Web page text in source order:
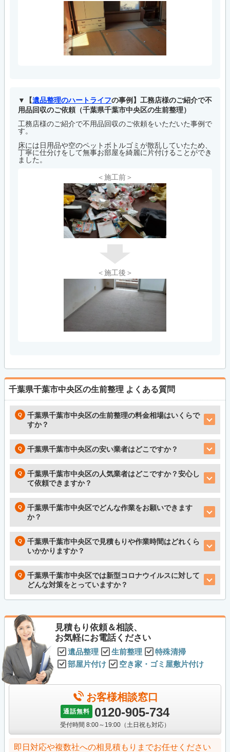
【遺品整理のハートライフの事例】工務店様のご紹介で不
用品回収のご依頼（千葉県千葉市中央区の生前整理）
工務店様のご紹介で不用品回収のご依頼をいただいた事例で
す。
床には日用品や空のペットボトルゴミが散乱していたため、
丁寧に仕分けをして無事お部屋を綺麗に片付けることができ
ました。
＜施工前＞
＜施工後＞
千葉県千葉市中央区の生前整理 よくある質問
千葉県千葉市中央区の生前整理の料金相場はいくらで
すか？
千葉県千葉市中央区の安い業者はどこですか？
千葉県千葉市中央区の人気業者はどこですか？安心し
て依頼できますか？
千葉県千葉市中央区でどんな作業をお願いできます
か？
千葉県千葉市中央区で見積もりや作業時間はどれくら
いかかりますか？
千葉県千葉市中央区では新型コロナウイルスに対して
どんな対策をとっていますか？
見積もり依頼＆相談、
お気軽にお電話ください
遺品整理 生前整理
特殊清掃
部屋片付け
空き家・ゴミ屋敷片付け
お客様相談窓口
通話無料 0120-905-734
受付時間 8:00～19:00（土日祝も対応）
即日対応や複数社への相見積もりまでお任せください